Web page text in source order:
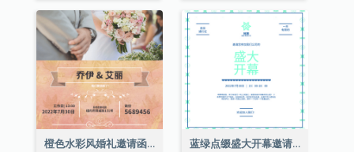
橙色水彩风婚礼邀请函 蓝绿点缀盛大开幕邀请函